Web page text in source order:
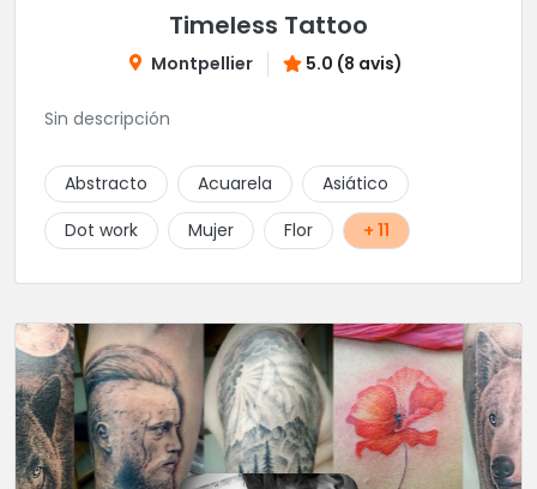
Timeless Tattoo
Montpellier 5.0 (8 avis)
Sin descripción
Abstracto Acuarela
Asiático
Dot work
Mujer Flor + 11